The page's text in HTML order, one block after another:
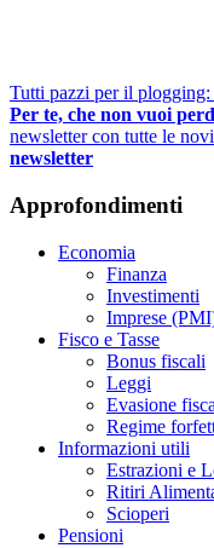
Tutti pazzi per il plogging:
Per te, che non vuoi
newsletter con tutte le
newsletter
Approfondimenti
Economia
Finanza
Investimenti
Imprese
Fisco e Tasse
Bonus fiscali
Leggi
Evasione
Regime
Informazioni utili
Estrazioni e
Ritiri
Scioperi
Pensioni